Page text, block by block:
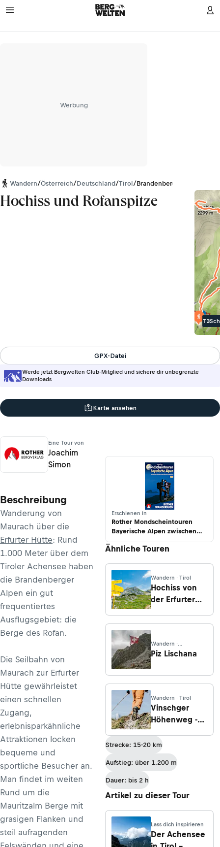
Werbung
Wandern/Österreich/Deutschland/Tirol/Brandenberger Alpen
Hochiss und Rofanspitze
T3
Werde jetzt Bergwelten Club-Mitglied und sichere dir unbegrenzte
Downloads
GPX-Datei
Karte ansehen
Eine Tour von
Joachim
Simon
Beschreibung
Wanderung von
Maurach über die
Erfurter Hütte: Rund
1.000 Meter über dem
Tiroler Achensee haben
die Brandenberger
Alpen ein gut
frequentiertes
Ausflugsgebiet: die
Berge des Rofan.
Die Seilbahn von
Maurach zur Erfurter
Hütte gewährleistet
einen schnellen
Zugang,
erlebnisparkähnliche
Attraktionen locken
bequeme und
sportliche Besucher an.
Man findet im weiten
Rund um die
Mauritzalm Berge mit
grasigen Flanken und
steil aufragenden
Erschienen in
Rother Mondscheintouren
Bayerische Alpen zwischen
Füssen und Berchtesgaden
Ähnliche Touren
Wandern · Tirol
Hochiss von
der Erfurter
Wandern ·
Graubünden
Piz Lischana
Wandern · Tirol
Vinschger
Höhenweg -
Glieshof -
Matschertal -
Muntetschinig
Strecke: 15-20 km
Aufstieg: über 1.200 m
Dauer: bis 2 h
Artikel zu dieser Tour
Lass dich inspirieren
Der Achensee